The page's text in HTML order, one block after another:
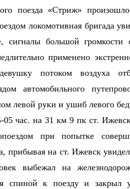
поезда «Стриж»
локомотивная бригада
сигналы большой громкости
применено
потоком воздуха
автомобильного
левой руки и ушиб левого
05 час. на 31 км 9 пк ст.
при попытке
прибывая на ст. Ижевск
выбежал на
спиной к поезду и закрыл